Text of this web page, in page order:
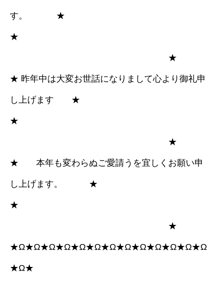
す。 ★
★
★
★ 昨年中は大変お世話になりまして心より御礼申
し上げます ★
★
★
★ 本年も変わらぬご愛請うを宜しくお願い申
し上げます。 ★
★
★
★Ω★Ω★Ω★Ω★Ω★Ω★Ω★Ω★Ω★Ω★Ω★Ω★Ω
★Ω★